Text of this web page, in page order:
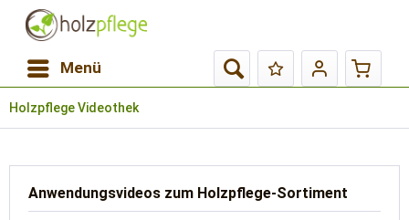
Menü
Holzpflege Videothek
Anwendungsvideos zum Holzpflege-Sortiment